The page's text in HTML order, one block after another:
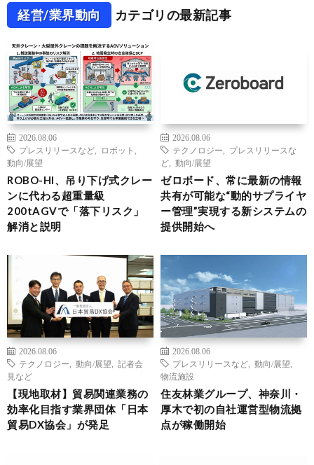
経営/業界動向 カテゴリの最新記事
2026.08.06
プレスリリースなど
ロボット
動向/展望
ROBO-HI、吊り下げ式クレー
ンに代わる超重量級
200tAGVで「落下リスク」
解消と説明
2026.08.06
テクノロジー
プレスリリースな
ど
動向/展望
ゼロボード、常に最新の情報
共有が可能な“動的サプライヤ
ー管理”実現する新システムの
提供開始へ
2026.08.06
テクノロジー
動向/展望
記者会
見など
【現地取材】貿易関連業務の
効率化目指す業界団体「日本
貿易DX協会」が発足
2026.08.06
プレスリリースなど
動向/展望
物流施設
住友林業グループ、神奈川・
厚木で初の自社運営型物流拠
点が稼働開始